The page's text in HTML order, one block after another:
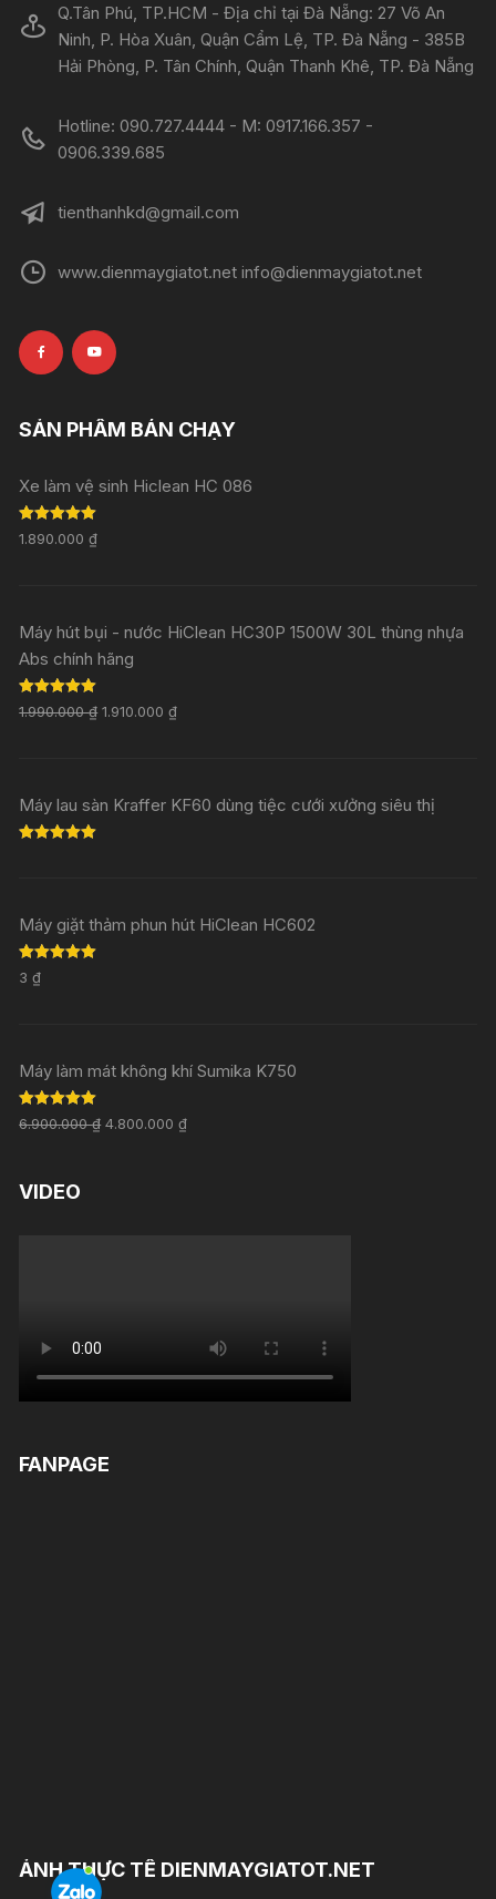
Q.Tân Phú, TP.HCM - Địa chỉ tại Đà Nẵng: 27 Võ An
Ninh, P. Hòa Xuân, Quận Cẩm Lệ, TP. Đà Nẵng - 385B
Hải Phòng, P. Tân Chính, Quận Thanh Khê, TP. Đà Nẵng
Hotline: 090.727.4444 - M: 0917.166.357 -
0906.339.685
tienthanhkd@gmail.com
www.dienmaygiatot.net info@dienmaygiatot.net
SẢN PHẨM BÁN CHẠY
Xe làm vệ sinh Hiclean HC 086
Rated 5.00
out of 5
1.890.000₫
Máy hút bụi - nước HiClean HC30P 1500W 30L thùng nhựa
Abs chính hãng
Rated 5.00
out of 5
1.990.000₫ 1.910.000₫
Máy lau sàn Kraffer KF60 dùng tiệc cưới xưởng siêu thị
Máy giặt thảm phun hút HiClean HC602
Rated
out of 5
3₫
Máy làm mát không khí Sumika K750
Rated 5.00
out of 5
6.900.000₫ 4.800.000₫
VIDEO
FANPAGE
ẢNH THỰC TẾ DIENMAYGIATOT.NET